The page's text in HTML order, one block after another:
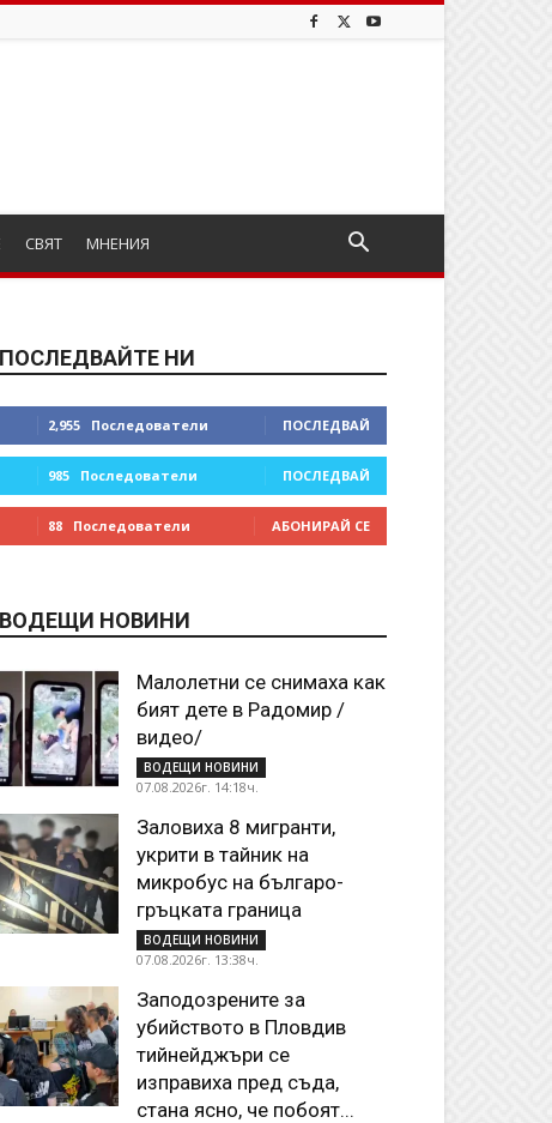
СВЯТ МНЕНИЯ
ПОСЛЕДВАЙТЕ НИ
2,955 Последователи ПОСЛЕДВАЙ
985 Последователи ПОСЛЕДВАЙ
88 Последователи АБОНИРАЙ СЕ
ВОДЕЩИ НОВИНИ
Малолетни се снимаха как
бият дете в Радомир /
видео/
ВОДЕЩИ НОВИНИ
07.08.2026г. 14:18ч.
Заловиха 8 мигранти,
укрити в тайник на
микробус на българо-
гръцката граница
ВОДЕЩИ НОВИНИ
07.08.2026г. 13:38ч.
Заподозрените за
убийството в Пловдив
тийнейджъри се
изправиха пред съда,
стана ясно, че побоят...